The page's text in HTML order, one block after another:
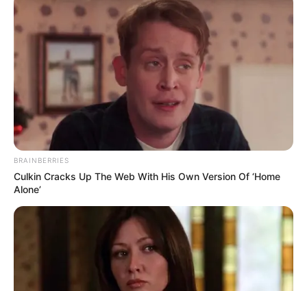
BRAINBERRIES
Culkin Cracks Up The Web With His Own Version Of ‘Home
Alone’